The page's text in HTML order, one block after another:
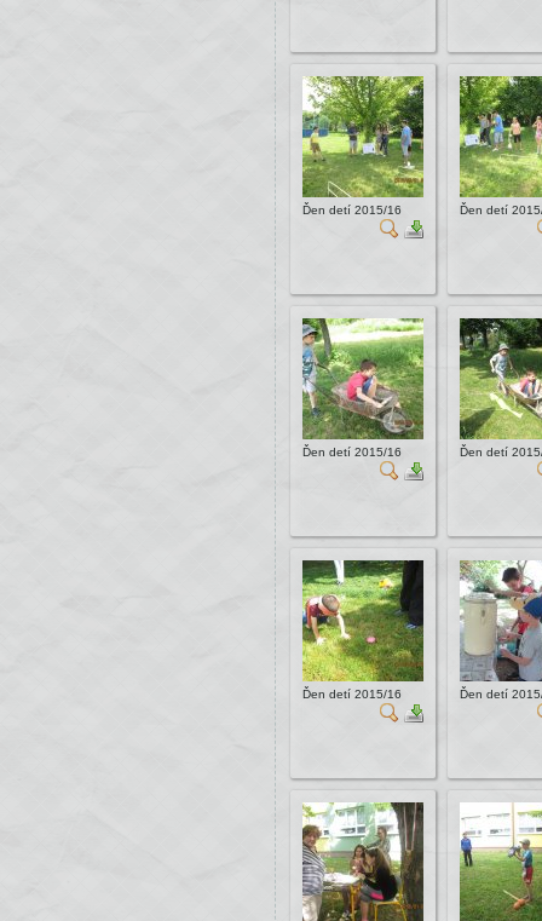
Ďen detí 2015/16 Ďen detí
Ďen detí 2015/16 Ďen detí
Ďen detí 2015/16 Ďen detí